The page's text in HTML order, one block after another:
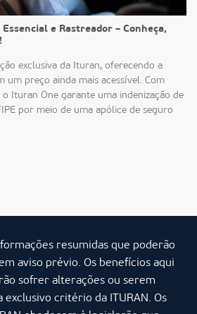
e Rastreador – Conheça,
exclusiva da Ituran, oferecendo a
um preço ainda mais acessível. Com
Ituran One garante uma indenização de
por meio de uma apólice de seguro
resumidas que poderão
aviso prévio. Os benefícios aqui
sofrer alterações ou serem
exclusivo critério da ITURAN. Os